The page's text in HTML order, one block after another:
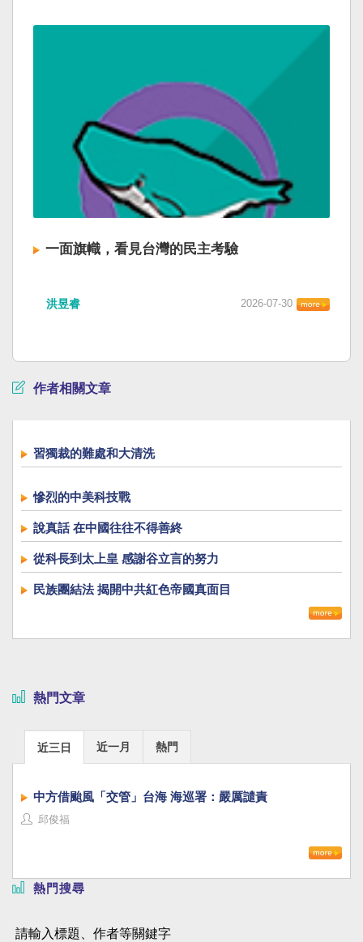
一面旗幟，看見台灣的民主考驗
洪昱睿 2026-07-30
作者相關文章
習獨裁的難處和大清洗
慘烈的中美科技戰
說真話 在中國往往不得善終
從科長到太上皇 感謝谷立言的努力
民族團結法 揭開中共紅色帝國真面目
熱門文章
近三日 近一月 熱門
中方借颱風「交管」台海 海巡署：嚴厲譴責
邱俊福
熱門搜尋
請輸入標題、作者等關鍵字